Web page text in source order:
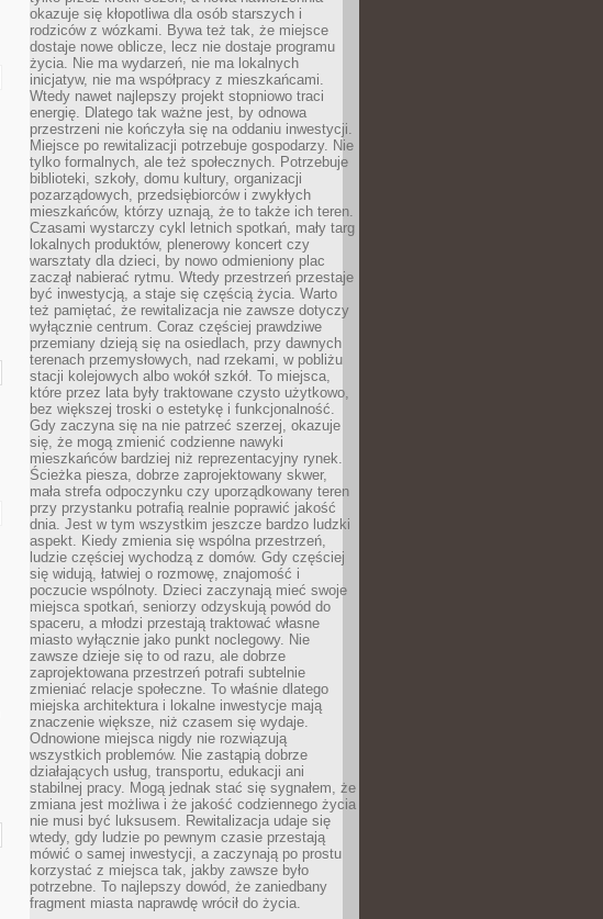
okazuje się kłopotliwa dla osób starszych i
rodziców z wózkami. Bywa też tak, że miejsce
dostaje nowe oblicze, lecz nie dostaje programu
życia. Nie ma wydarzeń, nie ma lokalnych
inicjatyw, nie ma współpracy z mieszkańcami.
Wtedy nawet najlepszy projekt stopniowo traci
energię. Dlatego tak ważne jest, by odnowa
przestrzeni nie kończyła się na oddaniu inwestycji.
Miejsce po rewitalizacji potrzebuje gospodarzy. Nie
tylko formalnych, ale też społecznych. Potrzebuje
biblioteki, szkoły, domu kultury, organizacji
pozarządowych, przedsiębiorców i zwykłych
mieszkańców, którzy uznają, że to także ich teren.
Czasami wystarczy cykl letnich spotkań, mały targ
lokalnych produktów, plenerowy koncert czy
warsztaty dla dzieci, by nowo odmieniony plac
zaczął nabierać rytmu. Wtedy przestrzeń przestaje
być inwestycją, a staje się częścią życia. Warto
też pamiętać, że rewitalizacja nie zawsze dotyczy
wyłącznie centrum. Coraz częściej prawdziwe
przemiany dzieją się na osiedlach, przy dawnych
terenach przemysłowych, nad rzekami, w pobliżu
stacji kolejowych albo wokół szkół. To miejsca,
które przez lata były traktowane czysto użytkowo,
bez większej troski o estetykę i funkcjonalność.
Gdy zaczyna się na nie patrzeć szerzej, okazuje
się, że mogą zmienić codzienne nawyki
mieszkańców bardziej niż reprezentacyjny rynek.
Ścieżka piesza, dobrze zaprojektowany skwer,
mała strefa odpoczynku czy uporządkowany teren
przy przystanku potrafią realnie poprawić jakość
dnia. Jest w tym wszystkim jeszcze bardzo ludzki
aspekt. Kiedy zmienia się wspólna przestrzeń,
ludzie częściej wychodzą z domów. Gdy częściej
się widują, łatwiej o rozmowę, znajomość i
poczucie wspólnoty. Dzieci zaczynają mieć swoje
miejsca spotkań, seniorzy odzyskują powód do
spaceru, a młodzi przestają traktować własne
miasto wyłącznie jako punkt noclegowy. Nie
zawsze dzieje się to od razu, ale dobrze
zaprojektowana przestrzeń potrafi subtelnie
zmieniać relacje społeczne. To właśnie dlatego
miejska architektura i lokalne inwestycje mają
znaczenie większe, niż czasem się wydaje.
Odnowione miejsca nigdy nie rozwiązują
wszystkich problemów. Nie zastąpią dobrze
działających usług, transportu, edukacji ani
stabilnej pracy. Mogą jednak stać się sygnałem, że
zmiana jest możliwa i że jakość codziennego życia
nie musi być luksusem. Rewitalizacja udaje się
wtedy, gdy ludzie po pewnym czasie przestają
mówić o samej inwestycji, a zaczynają po prostu
korzystać z miejsca tak, jakby zawsze było
potrzebne. To najlepszy dowód, że zaniedbany
fragment miasta naprawdę wrócił do życia.